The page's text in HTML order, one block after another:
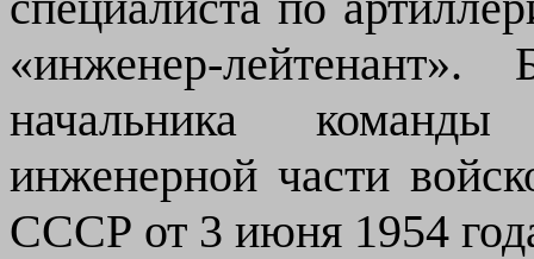
«инженер-
начальника команды
инженерной части
СССР от 3 июня 1954